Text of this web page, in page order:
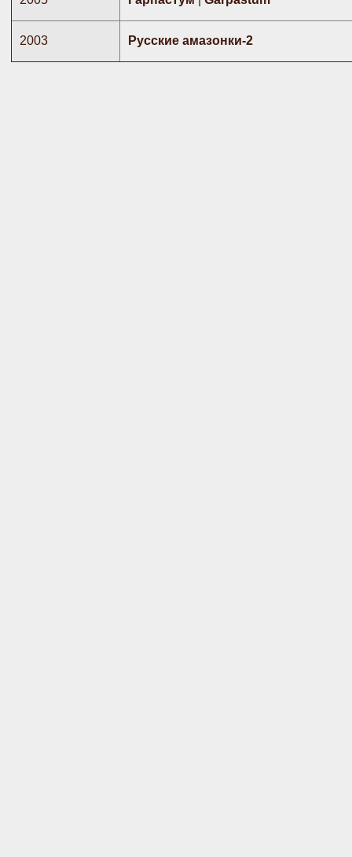
2003 Русские амазонки-2